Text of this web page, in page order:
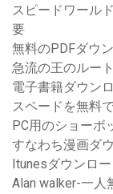
スピードワール
要
無料のPDFダウ
急流の王のルー
電子書籍ダウン
スペードを無料
PC用のショーボ
すなわち漫画ダ
Itunesダウンロ
Alan walker-一人